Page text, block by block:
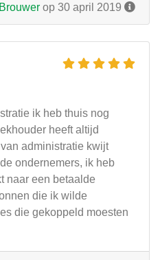
op 30 april 2019
ik heb thuis nog
heeft altijd
administratie kwijt
ondernemers, ik heb
naar een betaalde
die ik wilde
die gekoppeld moesten